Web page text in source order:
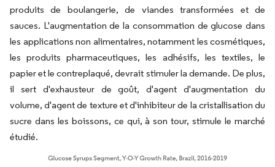
produits de boulangerie, de viandes transformées et de
sauces. L'augmentation de la consommation de glucose dans
les applications non alimentaires, notamment les cosmétiques,
les produits pharmaceutiques, les adhésifs, les textiles, le
papier et le contreplaqué, devrait stimuler la demande. De plus,
il sert d'exhausteur de goût, d'agent d'augmentation du
volume, d'agent de texture et d'inhibiteur de la cristallisation du
sucre dans les boissons, ce qui, à son tour, stimule le marché
étudié.